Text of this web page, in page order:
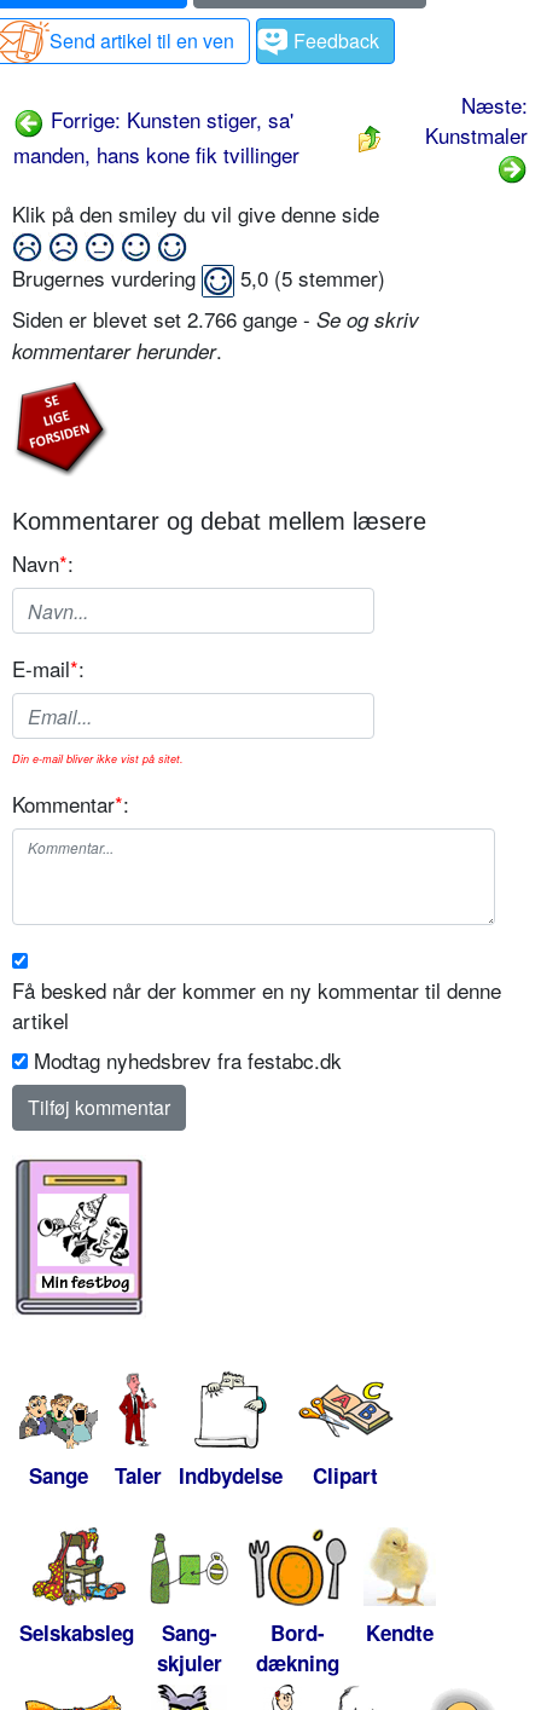
Send artikel til en ven
Feedback
Forrige: Kunsten stiger, sa'
manden, hans kone fik tvillinger
Næste:
Kunstmaler
Klik på den smiley du vil give denne side
Brugernes vurdering 5,0 (5 stemmer)
Siden er blevet set 2.766 gange - Se og skriv
kommentarer herunder.
Kommentarer og debat mellem læsere
Navn*:
E-mail*:
Din e-mail bliver ikke vist på sitet.
Kommentar*:
Få besked når der kommer en ny kommentar til denne
artikel
Modtag nyhedsbrev fra festabc.dk
Sange Taler Indbydelse Clipart
Selskabsleg
Sang-
skjuler
Bord-
dækning
Kendte